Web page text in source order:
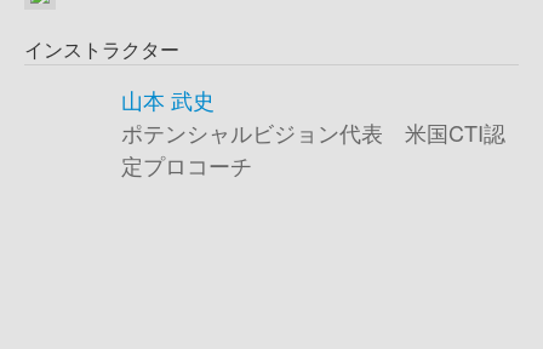
インストラクター
山本 武史
ポテンシャルビジョン代表 米国CTI認
定プロコーチ